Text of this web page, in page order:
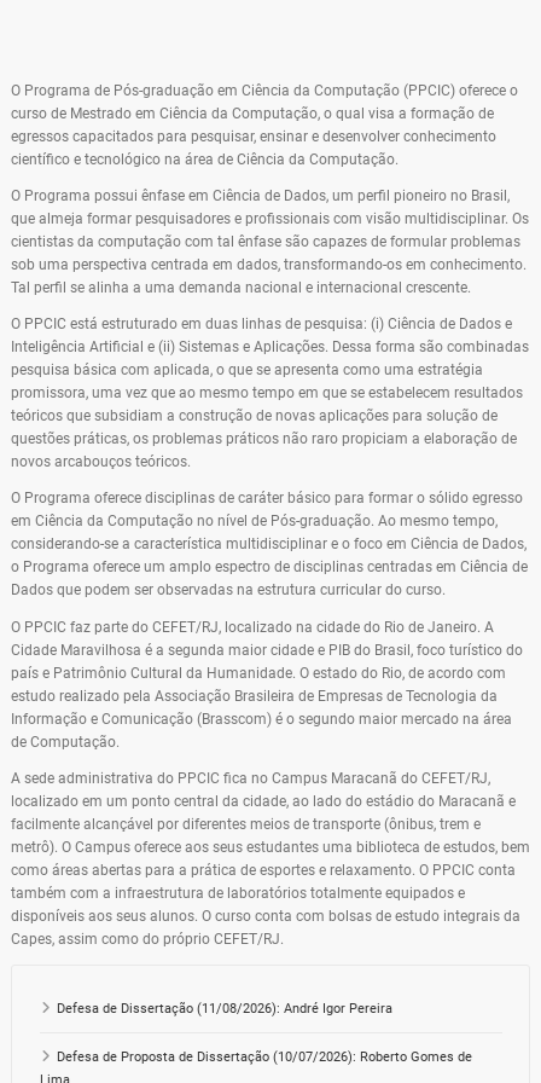
O Programa de Pós-graduação em Ciência da Computação (PPCIC) oferece o
curso de Mestrado em Ciência da Computação, o qual visa a formação de
egressos capacitados para pesquisar, ensinar e desenvolver conhecimento
científico e tecnológico na área de Ciência da Computação.
O Programa possui ênfase em Ciência de Dados, um perfil pioneiro no Brasil,
que almeja formar pesquisadores e profissionais com visão multidisciplinar. Os
cientistas da computação com tal ênfase são capazes de formular problemas
sob uma perspectiva centrada em dados, transformando-os em conhecimento.
Tal perfil se alinha a uma demanda nacional e internacional crescente.
O PPCIC está estruturado em duas linhas de pesquisa: (i) Ciência de Dados e
Inteligência Artificial e (ii) Sistemas e Aplicações. Dessa forma são combinadas
pesquisa básica com aplicada, o que se apresenta como uma estratégia
promissora, uma vez que ao mesmo tempo em que se estabelecem resultados
teóricos que subsidiam a construção de novas aplicações para solução de
questões práticas, os problemas práticos não raro propiciam a elaboração de
novos arcabouços teóricos.
O Programa oferece disciplinas de caráter básico para formar o sólido egresso
em Ciência da Computação no nível de Pós-graduação. Ao mesmo tempo,
considerando-se a característica multidisciplinar e o foco em Ciência de Dados,
o Programa oferece um amplo espectro de disciplinas centradas em Ciência de
Dados que podem ser observadas na estrutura curricular do curso.
O PPCIC faz parte do CEFET/RJ, localizado na cidade do Rio de Janeiro. A
Cidade Maravilhosa é a segunda maior cidade e PIB do Brasil, foco turístico do
país e Patrimônio Cultural da Humanidade. O estado do Rio, de acordo com
estudo realizado pela Associação Brasileira de Empresas de Tecnologia da
Informação e Comunicação (Brasscom) é o segundo maior mercado na área
de Computação.
A sede administrativa do PPCIC fica no Campus Maracanã do CEFET/RJ,
localizado em um ponto central da cidade, ao lado do estádio do Maracanã e
facilmente alcançável por diferentes meios de transporte (ônibus, trem e
metrô). O Campus oferece aos seus estudantes uma biblioteca de estudos, bem
como áreas abertas para a prática de esportes e relaxamento. O PPCIC conta
também com a infraestrutura de laboratórios totalmente equipados e
disponíveis aos seus alunos. O curso conta com bolsas de estudo integrais da
Capes, assim como do próprio CEFET/RJ.
Defesa de Dissertação (11/08/2026): André Igor Pereira
Defesa de Proposta de Dissertação (10/07/2026): Roberto Gomes de